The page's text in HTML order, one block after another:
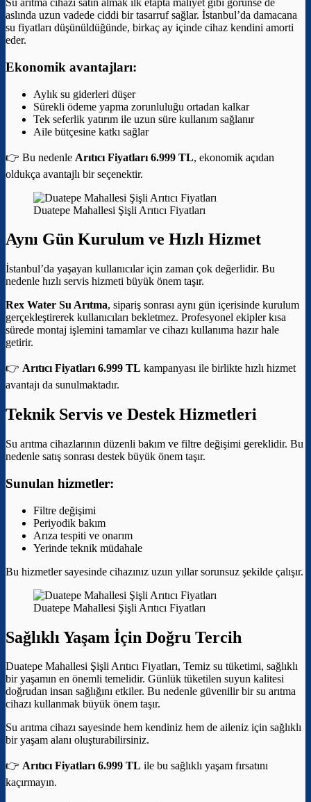
Su arıtma cihazı satın almak ilk etapta maliyet gibi görünse de
aslında uzun vadede ciddi bir tasarruf sağlar. İstanbul’da damacana
su fiyatları düşünüldüğünde, birkaç ay içinde cihaz kendini amorti
eder.
Ekonomik avantajları:
Aylık su giderleri düşer
Sürekli ödeme yapma zorunluluğu ortadan kalkar
Tek seferlik yatırım ile uzun süre kullanım sağlanır
Aile bütçesine katkı sağlar
👉 Bu nedenle Arıtıcı Fiyatları 6.999 TL, ekonomik açıdan
oldukça avantajlı bir seçenektir.
Duatepe Mahallesi Şişli Arıtıcı Fiyatları
Aynı Gün Kurulum ve Hızlı Hizmet
İstanbul’da yaşayan kullanıcılar için zaman çok değerlidir. Bu
nedenle hızlı servis hizmeti büyük önem taşır.
Rex Water Su Arıtma, sipariş sonrası aynı gün içerisinde kurulum
gerçekleştirerek kullanıcıları bekletmez. Profesyonel ekipler kısa
sürede montaj işlemini tamamlar ve cihazı kullanıma hazır hale
getirir.
👉 Arıtıcı Fiyatları 6.999 TL kampanyası ile birlikte hızlı hizmet
avantajı da sunulmaktadır.
Teknik Servis ve Destek Hizmetleri
Su arıtma cihazlarının düzenli bakım ve filtre değişimi gereklidir. Bu
nedenle satış sonrası destek büyük önem taşır.
Sunulan hizmetler:
Filtre değişimi
Periyodik bakım
Arıza tespiti ve onarım
Yerinde teknik müdahale
Bu hizmetler sayesinde cihazınız uzun yıllar sorunsuz şekilde çalışır.
Duatepe Mahallesi Şişli Arıtıcı Fiyatları
Sağlıklı Yaşam İçin Doğru Tercih
Duatepe Mahallesi Şişli Arıtıcı Fiyatları, Temiz su tüketimi, sağlıklı
bir yaşamın en önemli temelidir. Günlük tüketilen suyun kalitesi
doğrudan insan sağlığını etkiler. Bu nedenle güvenilir bir su arıtma
cihazı kullanmak büyük önem taşır.
Su arıtma cihazı sayesinde hem kendiniz hem de aileniz için sağlıklı
bir yaşam alanı oluşturabilirsiniz.
👉 Arıtıcı Fiyatları 6.999 TL ile bu sağlıklı yaşam fırsatını
kaçırmayın.